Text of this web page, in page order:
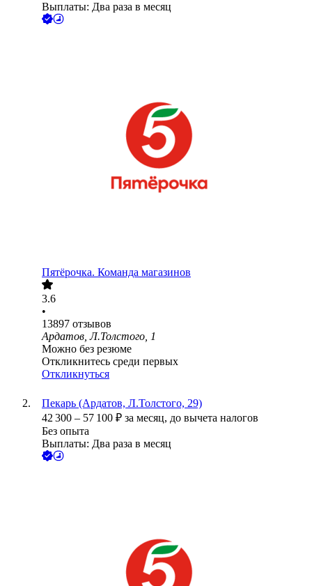
Выплаты: Два раза в месяц
Пятёрочка. Команда магазинов
3.6
•
13897 отзывов
Ардатов, Л.Толстого, 1
Можно без резюме
Откликнитесь среди первых
Откликнуться
Пекарь (Ардатов, Л.Толстого, 29)
42 300 – 57 100 ₽ за месяц, до вычета налогов
Без опыта
Выплаты: Два раза в месяц